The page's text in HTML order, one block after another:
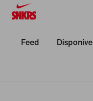
Feed Disponível